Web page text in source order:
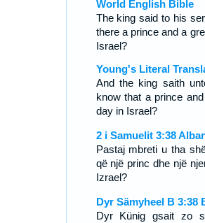
World English Bible
The king said to his
there a prince and a
Israel?
Young's Literal
And the king saith
know that a prince
day in Israel?
2 i Samuelit 3:38
Pastaj mbreti u tha
që një princ dhe një
Izrael?
Dyr Sämyheel B 3:38
Dyr Künig gsait zo